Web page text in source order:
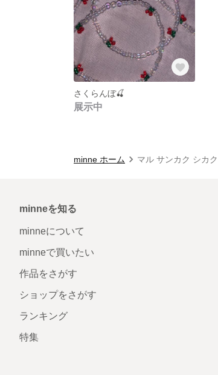
さくらんぼ🍒
展示中
minne ホーム マル サンカク シカ
minneを知る
minneについて
minneで買いたい
作品をさがす
ショップをさがす
ランキング
特集